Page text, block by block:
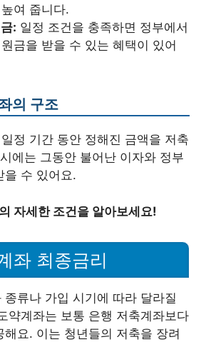
여 줍니다.
: 일정 조건을 충족하면 정부에서
금을 받을 수 있는 혜택이 있어
의 구조
정 기간 동안 정해진 금액을 저축
에는 그동안 불어난 이자와 정부
을 수 있어요.
자세한 조건을 알아보세요!
좌 최종금리
종류나 가입 시기에 따라 달라질
약계좌는 보통 은행 저축계좌보다
해요. 이는 청년들의 저축을 장려